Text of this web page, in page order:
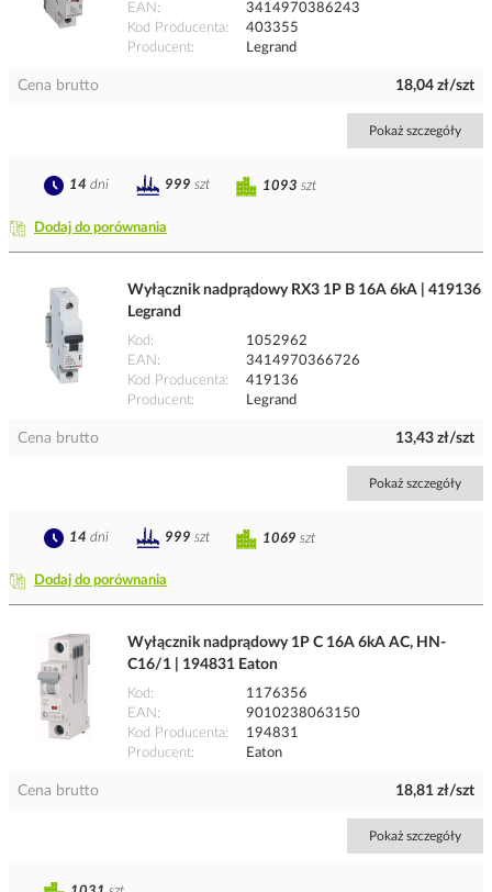
EAN
3414970386243
Kod Producenta
403355
Producent
Legrand
Cena brutto 18,04 zł/szt
Pokaż szczegóły
Dodaj do porównania
1093 szt
14 dni 999 szt
Wyłącznik nadprądowy RX3 1P B 16A 6kA | 419136
Legrand
Kod
1052962
EAN
3414970366726
Kod Producenta
419136
Producent
Legrand
Cena brutto 13,43 zł/szt
Pokaż szczegóły
Dodaj do porównania
1069 szt
14 dni 999 szt
Wyłącznik nadprądowy 1P C 16A 6kA AC, HN-
C16/1 | 194831 Eaton
Kod
1176356
EAN
9010238063150
Kod Producenta
194831
Producent
Eaton
Cena brutto 18,81 zł/szt
Pokaż szczegóły